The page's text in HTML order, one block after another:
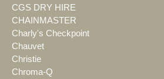
CGS DRY HIRE
CHAINMASTER
Charly's Checkpoint
Chauvet
Christie
Chroma-Q